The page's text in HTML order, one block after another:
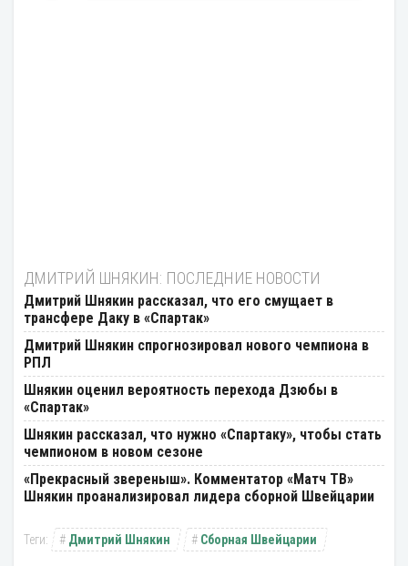
ДМИТРИЙ ШНЯКИН: ПОСЛЕДНИЕ НОВОСТИ
Дмитрий Шнякин рассказал, что его смущает в
трансфере Даку в «Спартак»
Дмитрий Шнякин спрогнозировал нового чемпиона в
РПЛ
Шнякин оценил вероятность перехода Дзюбы в
«Спартак»
Шнякин рассказал, что нужно «Спартаку», чтобы стать
чемпионом в новом сезоне
«Прекрасный звереныш». Комментатор «Матч ТВ»
Шнякин проанализировал лидера сборной Швейцарии
Дмитрий Шнякин Сборная Швейцарии